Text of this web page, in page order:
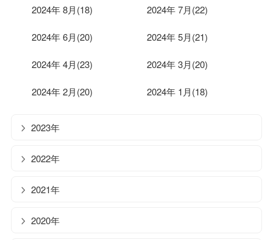
2024年 8月(18) 2024年 7月(22)
2024年 6月(20) 2024年 5月(21)
2024年 4月(23) 2024年 3月(20)
2024年 2月(20) 2024年 1月(18)
2023年
2022年
2021年
2020年